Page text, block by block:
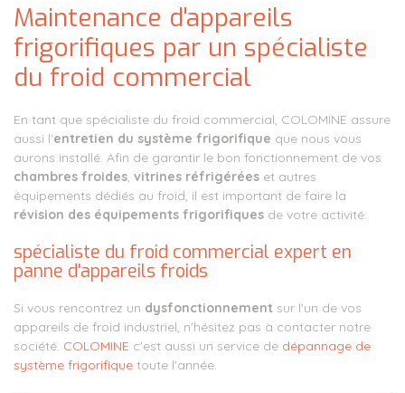
Maintenance d'appareils
frigorifiques par un spécialiste
du froid commercial
En tant que spécialiste du froid commercial, COLOMINE assure
aussi l'entretien du système frigorifique que nous vous
aurons installé. Afin de garantir le bon fonctionnement de vos
chambres froides, vitrines réfrigérées et autres
équipements dédiés au froid, il est important de faire la
révision des équipements frigorifiques de votre activité.
spécialiste du froid commercial expert en
panne d'appareils froids
Si vous rencontrez un dysfonctionnement sur l'un de vos
appareils de froid industriel, n'hésitez pas à contacter notre
société. COLOMINE c'est aussi un service de dépannage de
système frigorifique toute l'année.